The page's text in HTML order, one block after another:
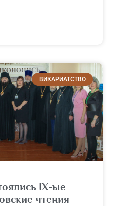
ВИКАРИАТСТВО
IX-ые
чтения